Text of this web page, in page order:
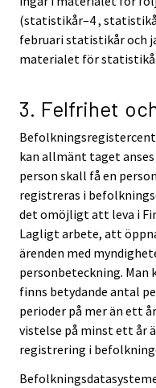
(statistikår–4 ,
februari statistikår och
materialet för
3. Felfrihet
kan allmänt taget
person skall få en
registreras i
det omöjligt att leva i
Lagligt arbete, att
ärenden med
personbeteckning. Man
finns betydande antal
perioder på mer än ett
vistelse på minst ett år
registrering i